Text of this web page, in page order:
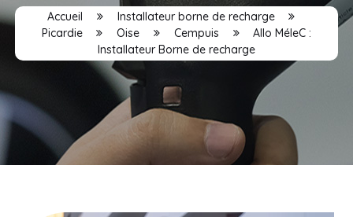
Accueil
Installateur borne de recharge
Picardie
Oise Cempuis
Allo MéleC :
Installateur Borne de recharge